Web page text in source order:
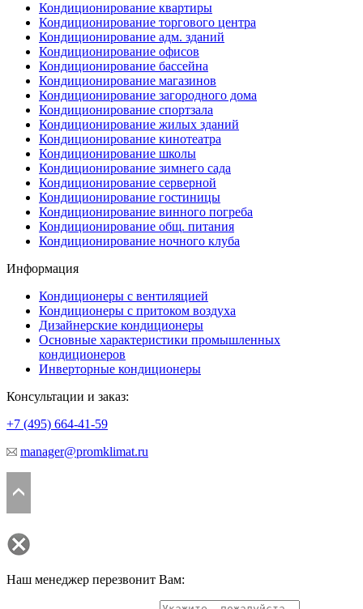
Кондиционирование квартиры
Кондиционирование торгового центра
Кондиционирование адм. зданий
Кондиционирование офисов
Кондиционирование бассейна
Кондиционирование магазинов
Кондиционирование загородного дома
Кондиционирование спортзала
Кондиционирование жилых зданий
Кондиционирование кинотеатра
Кондиционирование школы
Кондиционирование зимнего сада
Кондиционирование серверной
Кондиционирование гостиницы
Кондиционирование винного погреба
Кондиционирование общ. питания
Кондиционирование ночного клуба
Информация
Кондиционеры с вентиляцией
Кондиционеры с притоком воздуха
Дизайнерские кондиционеры
Основные характеристики промышленных
кондиционеров
Инверторные кондиционеры
Консультации и заказ:
+7 (495) 664-41-59
manager@promklimat.ru
Наш менеджер перезвонит Вам: